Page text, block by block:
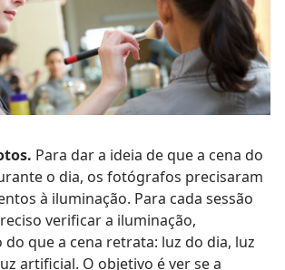
Para dar a ideia de que a cena do
o dia, os fotógrafos precisaram
à iluminação. Para cada sessão
verificar a iluminação,
que a cena retrata: luz do dia, luz
artificial. O objetivo é ver se a